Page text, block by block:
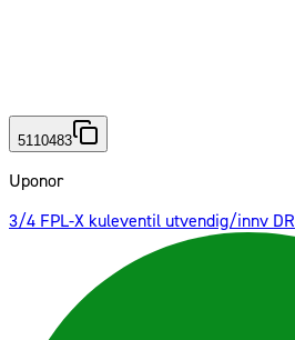
5110483
Uponor
3/4 FPL-X kuleventil utvendig/innv DR